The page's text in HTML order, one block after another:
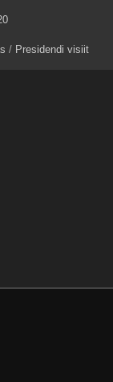
/ Presidendi visiit